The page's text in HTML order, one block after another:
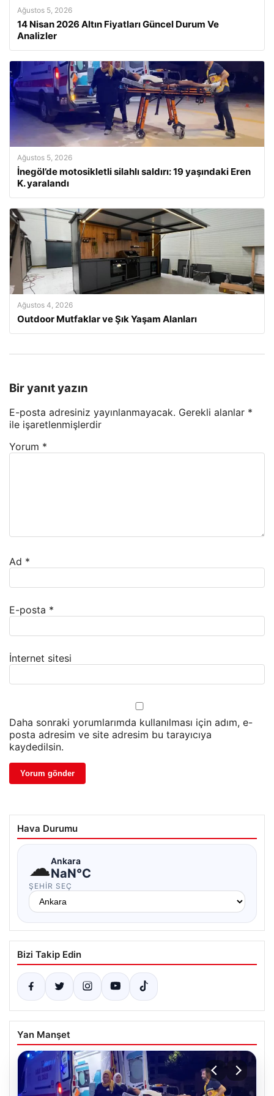
Ağustos 5, 2026
14 Nisan 2026 Altın Fiyatları Güncel Durum Ve
Analizler
Ağustos 5, 2026
İnegöl’de motosikletli silahlı saldırı: 19 yaşındaki Eren
K. yaralandı
Ağustos 4, 2026
Outdoor Mutfaklar ve Şık Yaşam Alanları
Bir yanıt yazın
E-posta adresiniz yayınlanmayacak. Gerekli alanlar *
ile işaretlenmişlerdir
Yorum *
Ad *
E-posta *
İnternet sitesi
Daha sonraki yorumlarımda kullanılması için adım, e-
posta adresim ve site adresim bu tarayıcıya
kaydedilsin.
Hava Durumu
☁Ankara
NaN°C
ŞEHIR SEÇ
Bizi Takip Edin
Yan Manşet